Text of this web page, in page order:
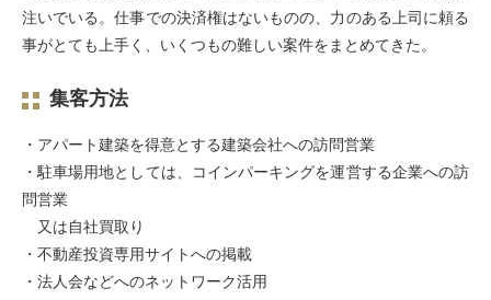
注いでいる。仕事での決済権はないものの、力のある上司に頼る
事がとても上手く、いくつもの難しい案件をまとめてきた。
集客方法
・アパート建築を得意とする建築会社への訪問営業
・駐車場用地としては、コインパーキングを運営する企業への訪
問営業
又は自社買取り
・不動産投資専用サイトへの掲載
・法人会などへのネットワーク活用